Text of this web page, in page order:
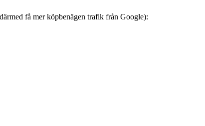
få mer köpbenägen trafik från Google):